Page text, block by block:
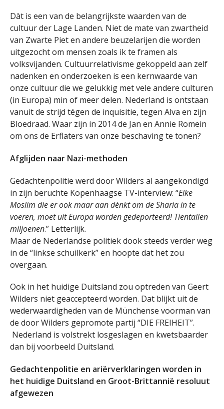
Dàt is een van de belangrijkste waarden van de
cultuur der Lage Landen. Niet de mate van zwartheid
van Zwarte Piet en andere beuzelarijen die worden
uitgezocht om mensen zoals ik te framen als
volksvijanden. Cultuurrelativisme gekoppeld aan zelf
nadenken en onderzoeken is een kernwaarde van
onze cultuur die we gelukkig met vele andere culturen
(in Europa) min of meer delen. Nederland is ontstaan
vanuit de strijd tégen de inquisitie, tegen Alva en zijn
Bloedraad. Waar zijn in 2014 de Jan en Annie Romein
om ons de Erflaters van onze beschaving te tonen?
Afglijden naar Nazi-methoden
Gedachtenpolitie werd door Wilders al aangekondigd
in zijn beruchte Kopenhaagse TV-interview: “Elke
Moslim die er ook maar aan dènkt om de Sharia in te
voeren, moet uit Europa worden gedeporteerd! Tientallen
miljoenen.” Letterlijk.
Maar de Nederlandse politiek dook steeds verder weg
in de “linkse schuilkerk” en hoopte dat het zou
overgaan.
Ook in het huidige Duitsland zou optreden van Geert
Wilders niet geaccepteerd worden. Dat blijkt uit de
wederwaardigheden van de Münchense voorman van
de door Wilders gepromote partij “DIE FREIHEIT”.
Nederland is volstrekt losgeslagen en kwetsbaarder
dan bij voorbeeld Duitsland.
Gedachtenpolitie en ariërverklaringen worden in
het huidige Duitsland en Groot-Brittannië resoluut
afgewezen